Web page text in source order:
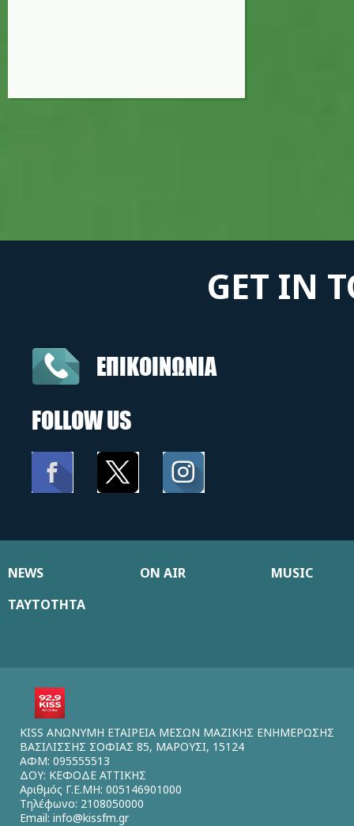
GET IN
ΕΠΙΚΟΙΝΩΝΙΑ
FOLLOW US
NEWS ON AIR
MUSIC
ΤΑΥΤΟΤΗΤΑ
KISS ΑΝΩΝΥΜΗ ΕΤΑΙΡΕΙΑ ΜΕΣΩΝ ΜΑΖΙΚΗΣ ΕΝΗΜΕΡΩΣΗΣ
ΒΑΣΙΛΙΣΣΗΣ ΣΟΦΙΑΣ 85, ΜΑΡΟΥΣΙ, 15124
ΑΦΜ: 095555513
ΔΟΥ: ΚΕΦΟΔΕ ΑΤΤΙΚΗΣ
Αριθμός Γ.Ε.ΜΗ: 005146901000
Τηλέφωνο: 2108050000
Email: info@kissfm.gr